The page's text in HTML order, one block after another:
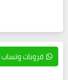
قروبات وتساب